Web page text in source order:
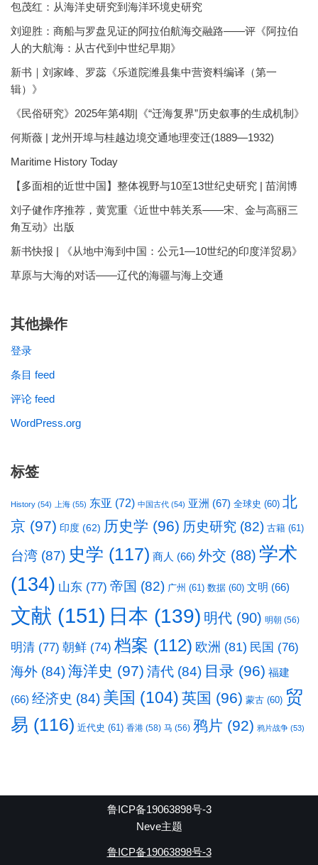
包茂红：从海洋史研究到海洋环境史研究
刘迎胜：商船与罗盘见证的阿拉伯航海交融路——评《阿拉伯
人的大航海：从古代到中世纪早期》
新书｜刘家峰、罗蕊《乐道院潍县集中营资料编译（第一
辑）》
《民俗研究》2025年第4期|《“迁海复界”历史叙事的生成机制》
何斯薇 | 龙州开埠与桂越边境交通地理变迁(1889—1932)
Maritime History Today
【多面相的近世中国】整体视野与10至13世纪史研究 | 苗润博
刘子健作序推荐，黄宽重《近世中韩关系——宋、金与高丽三
角互动》出版
新书快报 | 《从地中海到中国：公元1—10世纪的印度洋贸易》
草原与大海的对话——辽代的海疆与海上交通
其他操作
登录
条目 feed
评论 feed
WordPress.org
标签
History (54) 上海 (55) 东亚 (72) 中国古代 (54) 亚洲 (67) 全球史 (60) 北
京 (97) 印度 (62) 历史学 (96) 历史研究 (82) 古籍 (61)
台湾 (87) 史学 (117) 商人 (66) 外交 (88) 学术
(134) 山东 (77) 帝国 (82) 广州 (61) 数据 (60) 文明 (66)
文献 (151) 日本 (139) 明代 (90) 明朝 (56)
明清 (77) 朝鲜 (74) 档案 (112) 欧洲 (81) 民国 (76)
海外 (84)海洋史 (97) 清代 (84) 目录 (96) 福建
(66) 经济史 (84) 美国 (104) 英国 (96) 蒙古 (60) 贸
易 (116) 近代史 (61) 香港 (58) 马 (56) 鸦片 (92) 鸦片战争 (53)
鲁ICP备19063898号-3
Neve主题
鲁ICP备19063898号-3